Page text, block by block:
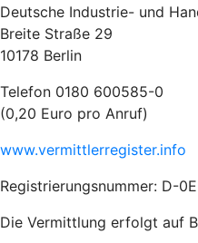
Deutsche Industrie- und
Breite Straße 29
10178 Berlin
Telefon 0180 600585-0
(0,20 Euro pro Anruf)
www.vermittlerregister.info
Registrierungsnummer: D-
Die Vermittlung erfolgt auf